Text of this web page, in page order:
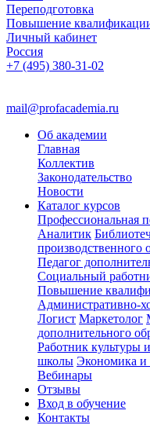
Переподготовка
Повышение
Личный кабинет
Россия
+7 (495) 380-31-02
mail@profacademia.ru
Об академии
Главная
Коллектив
Законодательство
Новости
Каталог курсов
Профессиональная
Аналитик
производственного
Педагог
Социальный
Повышение
Административно-
Логист Маркетолог
дополнительного
Работник культуры
школы Экономика
Вебинары
Отзывы
Вход в обучение
Контакты